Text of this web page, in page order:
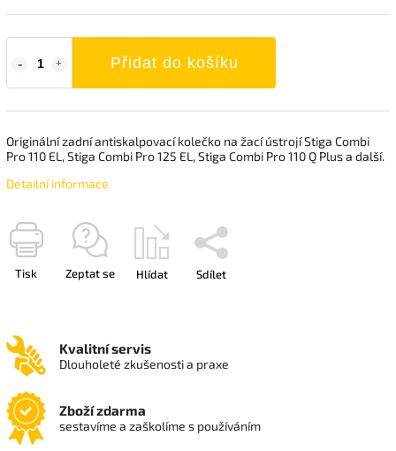
Přidat do košíku
Originální zadní antiskalpovací kolečko na žací ústrojí Stiga Combi
Pro 110 EL, Stiga Combi Pro 125 EL, Stiga Combi Pro 110 Q Plus a další.
Detailní informace
Tisk Zeptat se Hlídat Sdílet
Kvalitní servis
Dlouholeté zkušenosti a praxe
Zboží zdarma
sestavíme a zaškolíme s používáním